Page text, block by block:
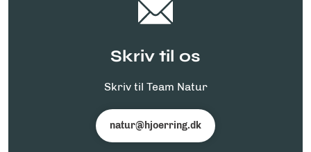
Skriv til os
Skriv til Team Natur
natur@hjoerring.dk